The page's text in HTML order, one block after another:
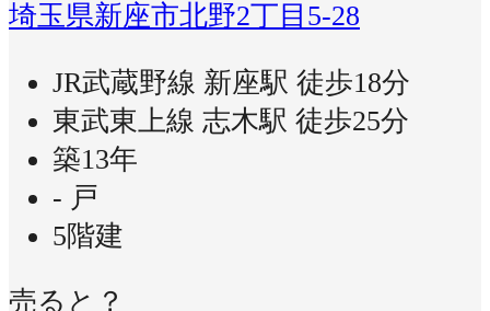
埼玉県新座市北野2丁目5-28
JR武蔵野線 新座駅 徒歩18分
東武東上線 志木駅 徒歩25分
築13年
- 戸
5階建
売ると？